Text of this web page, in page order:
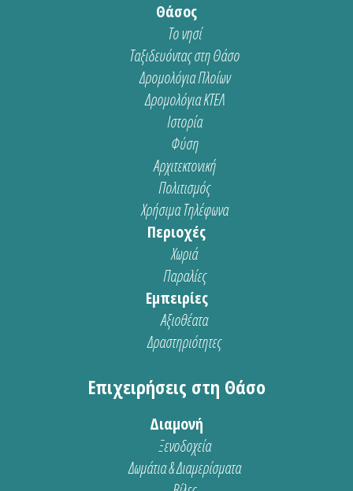
Θάσος
Το νησί
Ταξιδευόντας στη Θάσο
Δρομολόγια Πλοίων
Δρομολόγια ΚΤΕΛ
Ιστορία
Φύση
Αρχιτεκτονική
Πολιτισμός
Χρήσιμα Τηλέφωνα
Περιοχές
Χωριά
Παραλίες
Εμπειρίες
Αξιοθέατα
Δραστηριότητες
Επιχειρήσεις στη Θάσο
Διαμονή
Ξενοδοχεία
Δωμάτια & Διαμερίσματα